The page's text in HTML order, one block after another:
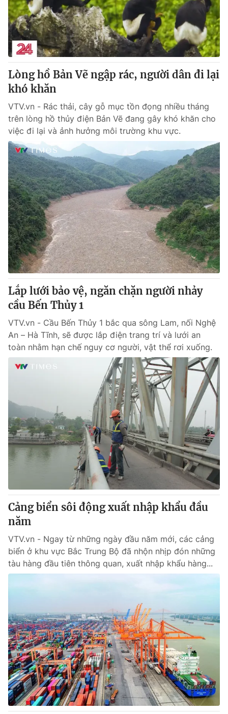
Cơ quan chủ quản:Đài Truyền hình Việt Nam
Cơ quan báo chí:Thời báo VTV
Giấy phép hoạt động báo in và báo điện tử số 483/GP-BTTTT
cấp ngày 29/12/2023
Tổng Biên tập:Vũ Thanh Thủy
Phó Tổng Biên tập: Nguyễn Thị Mỹ Hạnh, Phạm Quốc Thắng,
Nguyễn Trọng Ninh
Tổng đài VTV:
024.38 355 931 - 024.38 355 932
Ðiện thoại Thời báo VTV:024.66 897 897
Email:toasoan@vtv.vn
Liên hệ quảng cáo:
024-7300.7108
® Cấm sao chép dưới mọi hình thức nếu không có sự chấp
thuận bằng văn bản. Ghi rõ nguồn VTV.vn khi phát hành lại
thông tin từ website này.
Lòng hồ Bản Vẽ ngập rác, người dân đi lại
khó khăn
VTV.vn - Rác thải, cây gỗ mục tồn đọng nhiều tháng
trên lòng hồ thủy điện Bản Vẽ đang gây khó khăn cho
việc đi lại và ảnh hưởng môi trường khu vực.
Lắp lưới bảo vệ, ngăn chặn người nhảy
cầu Bến Thủy 1
VTV.vn - Cầu Bến Thủy 1 bắc qua sông Lam, nối Nghệ
An – Hà Tĩnh, sẽ được lắp điện trang trí và lưới an
toàn nhằm hạn chế nguy cơ người, vật thể rơi xuống.
Cảng biển sôi động xuất nhập khẩu đầu
năm
VTV.vn - Ngay từ những ngày đầu năm mới, các cảng
biển ở khu vực Bắc Trung Bộ đã nhộn nhịp đón những
tàu hàng đầu tiên thông quan, xuất nhập khẩu hàng...